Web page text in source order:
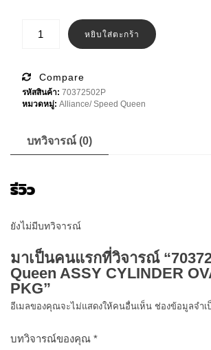
was:
฿
70372502P
CYLINDER
OVAL
T30
SS
หยิบใส่ตะกร้า
Compare
รหัสสินค้า: 70372502P
หมวดหมู่: Alliance/ Speed Queen
บทวิจารณ์ (0)
รีวิว
ยังไม่มีบทวิจารณ์
มาเป็นคนแรกที่วิจารณ์
Queen ASSY CYLINDER
PKG”
อีเมลของคุณจะไม่แสดงให้คนอื่นเห็น ช่องข้อมูลจำเ
บทวิจารณ์ของคุณ *